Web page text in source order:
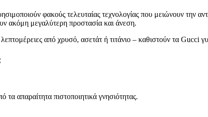
φακούς τελευταίας τεχνολογίας που μειώνουν την
ακόμη μεγαλύτερη προστασία και άνεση.
από χρυσό, ασετάτ ή τιτάνιο – καθιστούν τα Gucci
απαραίτητα πιστοποιητικά γνησιότητας.